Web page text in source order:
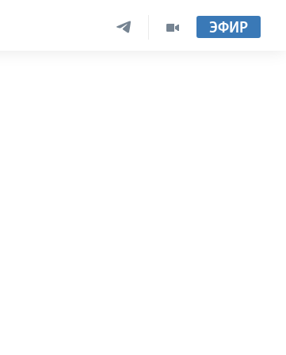
ЭФИР